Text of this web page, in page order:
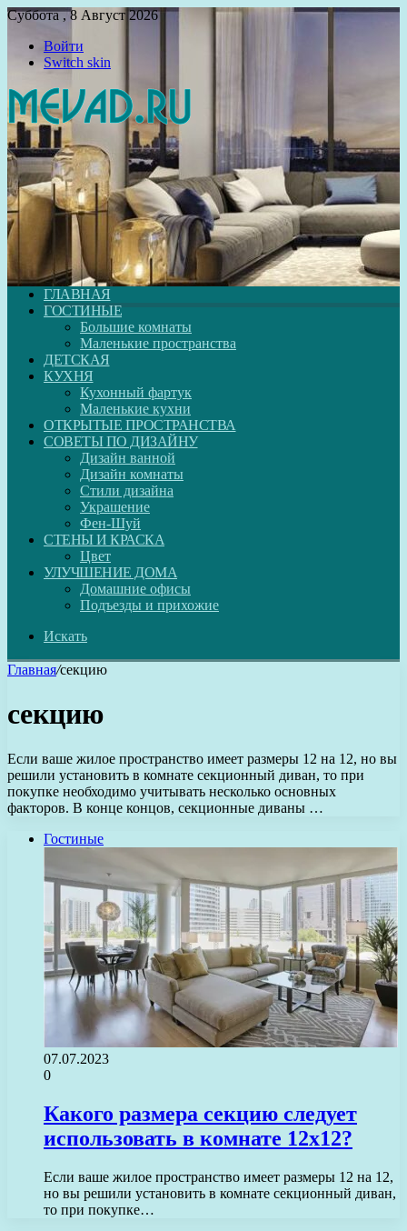
Суббота , 8 Август 2026
Войти
Switch skin
ГЛАВНАЯ
ГОСТИНЫЕ
Большие комнаты
Маленькие пространства
ДЕТСКАЯ
КУХНЯ
Кухонный фартук
Маленькие кухни
ОТКРЫТЫЕ ПРОСТРАНСТВА
СОВЕТЫ ПО ДИЗАЙНУ
Дизайн ванной
Дизайн комнаты
Стили дизайна
Украшение
Фен-Шуй
СТЕНЫ И КРАСКА
Цвет
УЛУЧШЕНИЕ ДОМА
Домашние офисы
Подъезды и прихожие
Искать
Главная/секцию
секцию
Если ваше жилое пространство имеет размеры 12 на 12, но вы
решили установить в комнате секционный диван, то при
покупке необходимо учитывать несколько основных
факторов. В конце концов, секционные диваны …
Гостиные
07.07.2023
0
Какого размера секцию следует
использовать в комнате 12х12?
Если ваше жилое пространство имеет размеры 12 на 12,
но вы решили установить в комнате секционный диван,
то при покупке…